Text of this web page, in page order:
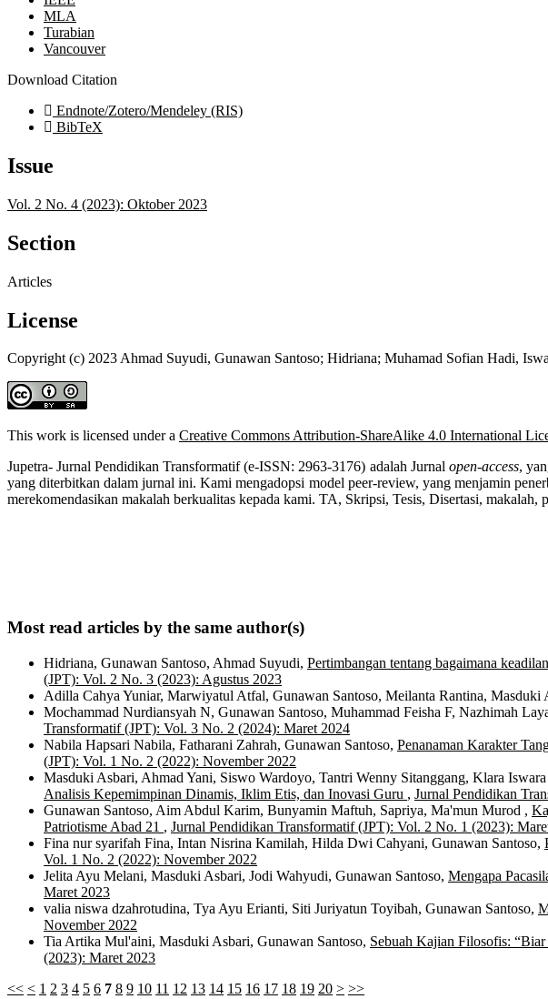
MLA
Turabian
Vancouver
Download Citation
Endnote/Zotero/Mendeley (RIS)
BibTeX
Issue
Vol. 2 No. 4 (2023): Oktober 2023
Section
Articles
License
Copyright (c) 2023 Ahmad Suyudi, Gunawan Santoso; Hidriana; Muhamad Sofian Hadi,
This work is licensed under a Creative Commons Attribution-ShareAlike 4.0 International
Jupetra- Jurnal Pendidikan Transformatif (e-ISSN: 2963-3176) adalah Jurnal open-access,
yang diterbitkan dalam jurnal ini. Kami mengadopsi model peer-review, yang menjamin
merekomendasikan makalah berkualitas kepada kami. TA, Skripsi, Tesis, Disertasi,
Most read articles by the same author(s)
Hidriana, Gunawan Santoso, Ahmad Suyudi, Pertimbangan tentang bagaimana
(JPT): Vol. 2 No. 3 (2023): Agustus 2023
Adilla Cahya Yuniar, Marwiyatul Atfal, Gunawan Santoso, Meilanta Rantina, Masduki
Mochammad Nurdiansyah N, Gunawan Santoso, Muhammad Feisha F, Nazhimah
Transformatif (JPT): Vol. 3 No. 2 (2024): Maret 2024
Nabila Hapsari Nabila, Fatharani Zahrah, Gunawan Santoso, Penanaman Karakter
(JPT): Vol. 1 No. 2 (2022): November 2022
Masduki Asbari, Ahmad Yani, Siswo Wardoyo, Tantri Wenny Sitanggang, Klara
Analisis Kepemimpinan Dinamis, Iklim Etis, dan Inovasi Guru , Jurnal Pendidikan
Gunawan Santoso, Aim Abdul Karim, Bunyamin Maftuh, Sapriya, Ma'mun Murod ,
Patriotisme Abad 21 , Jurnal Pendidikan Transformatif (JPT): Vol. 2 No. 1 (2023):
Fina nur syarifah Fina, Intan Nisrina Kamilah, Hilda Dwi Cahyani, Gunawan Santoso,
Vol. 1 No. 2 (2022): November 2022
Jelita Ayu Melani, Masduki Asbari, Jodi Wahyudi, Gunawan Santoso, Mengapa
Maret 2023
valia niswa dzahrotudina, Tya Ayu Erianti, Siti Juriyatun Toyibah, Gunawan Santoso,
November 2022
Tia Artika Mul'aini, Masduki Asbari, Gunawan Santoso, Sebuah Kajian Filosofis:
(2023): Maret 2023
<< < 1 2 3 4 5 6 7 8 9 10 11 12 13 14 15 16 17 18 19 20 > >>